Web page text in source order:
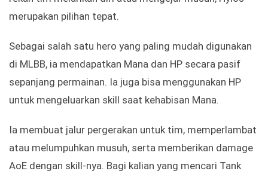
merupakan pilihan tepat.
Sebagai salah satu hero yang paling mudah digunakan
di MLBB, ia mendapatkan Mana dan HP secara pasif
sepanjang permainan. Ia juga bisa menggunakan HP
untuk mengeluarkan skill saat kehabisan Mana.
Ia membuat jalur pergerakan untuk tim, memperlambat
atau melumpuhkan musuh, serta memberikan damage
AoE dengan skill-nya. Bagi kalian yang mencari Tank